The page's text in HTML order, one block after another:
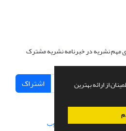
از ارائه بهترین
مهم نشریه در خبرنامه نشریه مشترک
اشتراک
طراحی و پیاده سازی از سیناوب